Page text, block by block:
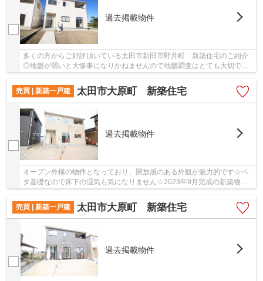
過去掲載物件
多くの方からご好評頂いている太田市新田市野井町 新築住宅のご紹介
◎地盤が弱いと大惨事になりかねませんので地盤調査はとても大切です
売買 | 新築一戸建
太田市大原町 新築住宅
過去掲載物件
オープン外構の物件となっており、開放感のある外観が魅力的です☆ベ
タ基礎なので床下の湿気も気になりません☆2023年9月完成の新築物件
☆2023年9月築の物件となっており、レトロな室内が...
売買 | 新築一戸建
太田市大原町 新築住宅
過去掲載物件